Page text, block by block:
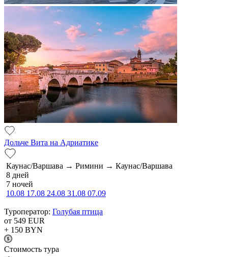
Дольче Вита на Адриатике
Каунас/Варшава → Римини → Каунас/Варшава
8 дней
7 ночей
10.08 17.08 24.08 31.08 07.09
Туроператор: Голубая птица
от 549 EUR
+ 150 BYN
Cтоимость тура